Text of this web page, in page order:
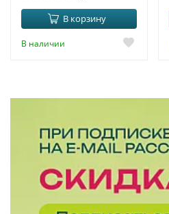
В корзину
В наличии